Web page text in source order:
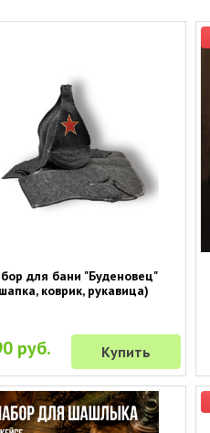
для бани "Буденовец"
коврик, рукавица)
руб. Купить